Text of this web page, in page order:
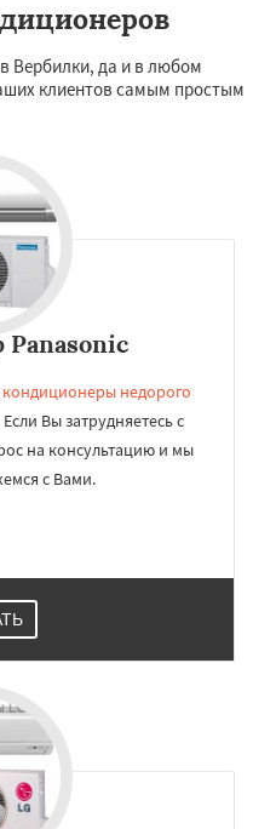
Вербилки, да и в любом
клиентов самым простым
кондиционеры недорого
Вы затрудняетесь с
на консультацию и мы
с Вами.